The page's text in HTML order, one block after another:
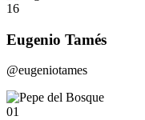
16
Eugenio Tamés
@eugeniotames
01